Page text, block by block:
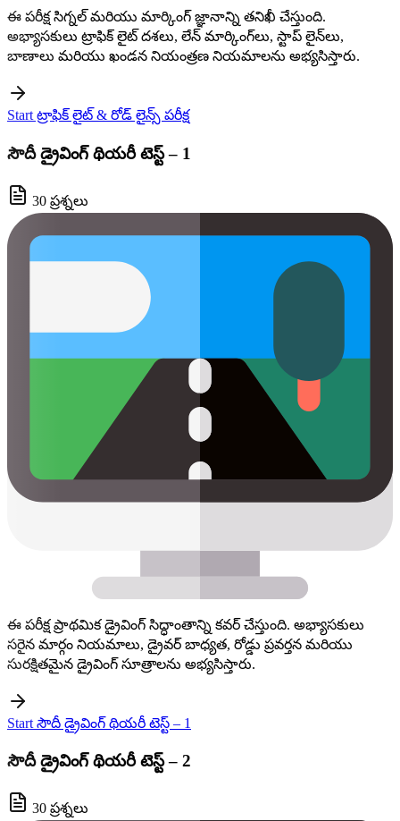
ఈ పరీక్ష సిగ్నల్ మరియు మార్కింగ్ జ్ఞానాన్ని తనిఖీ చేస్తుంది.
అభ్యాసకులు ట్రాఫిక్ లైట్ దశలు, లేన్ మార్కింగ్‌లు, స్టాప్ లైన్‌లు,
బాణాలు మరియు ఖండన నియంత్రణ నియమాలను అభ్యసిస్తారు.
Start ట్రాఫిక్ లైట్ & రోడ్ లైన్స్ పరీక్ష
సౌదీ డ్రైవింగ్ థియరీ టెస్ట్ – 1
30 ప్రశ్నలు
ఈ పరీక్ష ప్రాథమిక డ్రైవింగ్ సిద్ధాంతాన్ని కవర్ చేస్తుంది. అభ్యాసకులు
సరైన మార్గం నియమాలు, డ్రైవర్ బాధ్యత, రోడ్డు ప్రవర్తన మరియు
సురక్షితమైన డ్రైవింగ్ సూత్రాలను అభ్యసిస్తారు.
Start సౌదీ డ్రైవింగ్ థియరీ టెస్ట్ – 1
సౌదీ డ్రైవింగ్ థియరీ టెస్ట్ – 2
30 ప్రశ్నలు